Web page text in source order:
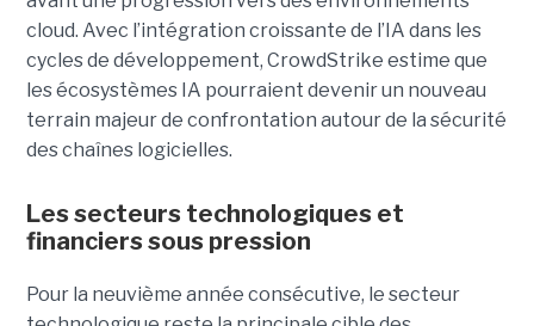
cloud. Avec l’intégration croissante de l’IA dans les
cycles de développement, CrowdStrike estime que
les écosystèmes IA pourraient devenir un nouveau
terrain majeur de confrontation autour de la sécurité
des chaînes logicielles.
Les secteurs technologiques et
financiers sous pression
Pour la neuvième année consécutive, le secteur